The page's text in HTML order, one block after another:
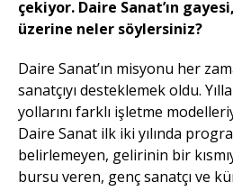
çekiyor. Daire Sanat’ın
üzerine neler söylersiniz?
Daire Sanat’ın misyonu her
sanatçıyı desteklemek oldu.
yollarını farklı işletme
Daire Sanat ilk iki yılında
belirlemeyen, gelirinin bir
bursu veren, genç sanatçı ve